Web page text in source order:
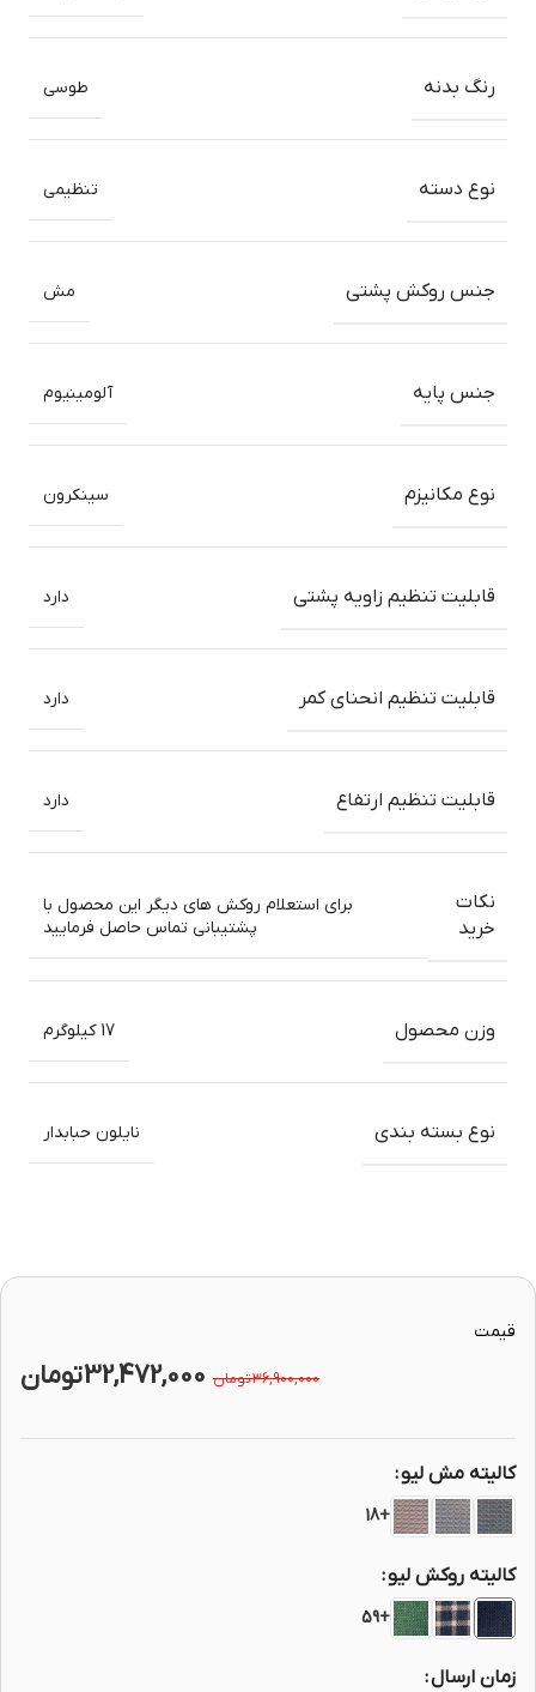
رنگ بدنه طوسی
نوع دسته تنظیمی
جنس روکش پشتی مش
جنس پایه آلومینیوم
نوع مکانیزم سینکرون
قابلیت تنظیم زاویه پشتی دارد
قابلیت تنظیم انحنای کمر دارد
قابلیت تنظیم ارتفاع دارد
نکات
خرید
برای استعلام روکش های دیگر این محصول با
پشتیبانی تماس حاصل فرمایید
وزن محصول 17 کیلوگرم
نوع بسته بندی نایلون حبابدار
قیمت
36,900,000تومان 32,472,000تومان
کالیته مش لیو
+18
کالیته روکش لیو
+59
زمان ارسال